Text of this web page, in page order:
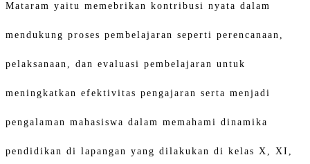
Mataram yaitu memebrikan kontribusi nyata dalam
mendukung proses pembelajaran seperti perencanaan,
pelaksanaan, dan evaluasi pembelajaran untuk
meningkatkan efektivitas pengajaran serta menjadi
pengalaman mahasiswa dalam memahami dinamika
pendidikan di lapangan yang dilakukan di kelas X, XI,